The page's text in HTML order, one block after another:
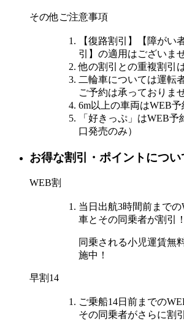
その他ご注意事項
【復路割引】【障がい
引】の適用はございま
他の割引との重複割引
二輪車については運転
ご予約は承っておりま
6m以上の車両はWEB予
「好きっぷ」はWEB
口発売のみ）
お得な割引・ポイントについ
WEB割
当日出航3時間前までの
車とその同乗者が割引！
同乗される小児運賃無
施中！
早割14
ご乗船14日前までの
その同乗者がさらに割